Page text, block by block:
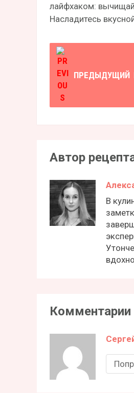
лайфхаком:
Насладитесь
ПРЕДЫДУЩИЙ
Автор
В
Комментарии